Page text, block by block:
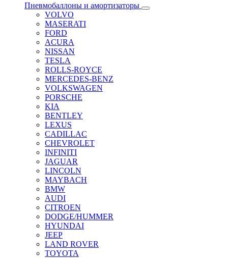
Пневмобаллоны и амортизаторы
VOLVO
MASERATI
FORD
ACURA
NISSAN
TESLA
ROLLS-ROYCE
MERCEDES-BENZ
VOLKSWAGEN
PORSCHE
KIA
BENTLEY
LEXUS
CADILLAC
CHEVROLET
INFINITI
JAGUAR
LINCOLN
MAYBACH
BMW
AUDI
CITROEN
DODGE/HUMMER
HYUNDAI
JEEP
LAND ROVER
TOYOTA